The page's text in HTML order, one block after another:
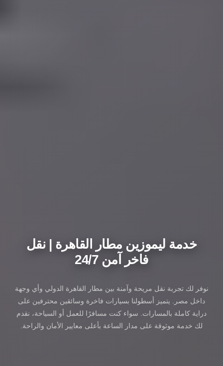
خدمة ليموزين مطار القاهرة | نقل
فاخر آمن 24/7
نوفر لك تجربة نقل مريحة وآمنة بين مطار القاهرة الدولي وأي وجهة
داخل مصر. يتميز أسطولنا بسيارات فاخرة وسائقين محترفين على
دراية كاملة بالمسارات. سواء كنت مسافرًا للعمل أو السياحة، نقدم
لك خدمة موثوقة على مدار الساعة بأعلى معايير الأمان والراحة.